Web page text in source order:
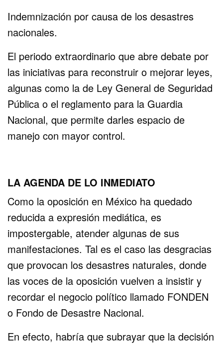
Indemnización por causa de los desastres
nacionales.
El periodo extraordinario que abre debate por
las iniciativas para reconstruir o mejorar leyes,
algunas como la de Ley General de Seguridad
Pública o el reglamento para la Guardia
Nacional, que permite darles espacio de
manejo con mayor control.
LA AGENDA DE LO INMEDIATO
Como la oposición en México ha quedado
reducida a expresión mediática, es
impostergable, atender algunas de sus
manifestaciones. Tal es el caso las desgracias
que provocan los desastres naturales, donde
las voces de la oposición vuelven a insistir y
recordar el negocio político llamado FONDEN
o Fondo de Desastre Nacional.
En efecto, habría que subrayar que la decisión